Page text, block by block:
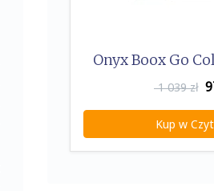
Onyx Boox Go
1 039 zł
Kup w